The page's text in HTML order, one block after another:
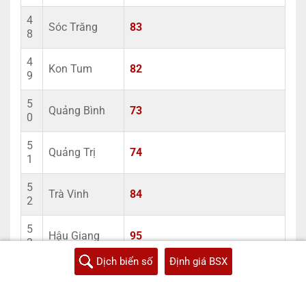
4
8
Sóc Trăng 83
4
9
Kon Tum 82
5
0
Quảng Bình 73
5
1
Quảng Trị 74
5
2
Trà Vinh 84
5
3
Hậu Giang 95
Sơn La 26
Dịch biển số Định giá BSX